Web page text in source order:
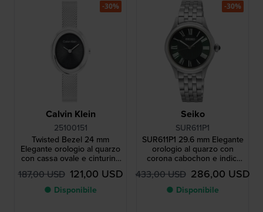
Calvin Klein
25100151
Twisted Bezel 24 mm
Elegante orologio al quarzo
con cassa ovale e cinturino
milanese
187,00 USD 121,00 USD
● Disponibile
-30%
Seiko
SUR611P1
SUR611P1 29.6 mm Elegante
orologio al quarzo con
corona cabochon e indici
romani
433,00 USD 286,00 USD
● Disponibile
-30%